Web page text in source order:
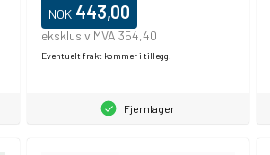
NOK 443,00
eksklusiv MVA 354,40
Eventuelt frakt kommer i tillegg.
Fjernlager